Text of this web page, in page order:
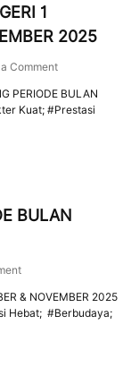
1
2025
Comment
PERIODE BULAN
Kuat; #Prestasi
BULAN
& NOVEMBER 2025
Hebat; #Berbudaya;